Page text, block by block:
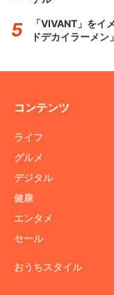
「VIVANT」を
ドデカイラーメン
コンテンツ
ライフ
グルメ
デジタル
健康
エンタメ
セール
おうちスタイル